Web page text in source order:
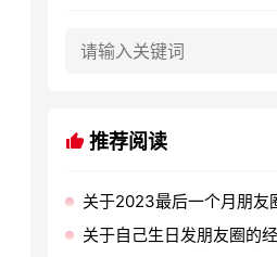
推荐阅读
关于2023最后一个月朋友
关于自己生日发朋友圈的